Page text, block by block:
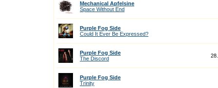
Mechanical Apfelsine
Space Without End
Purple Fog Side
Could It Ever Be Expressed?
Purple Fog Side
The Discord
Purple Fog Side
Trinity